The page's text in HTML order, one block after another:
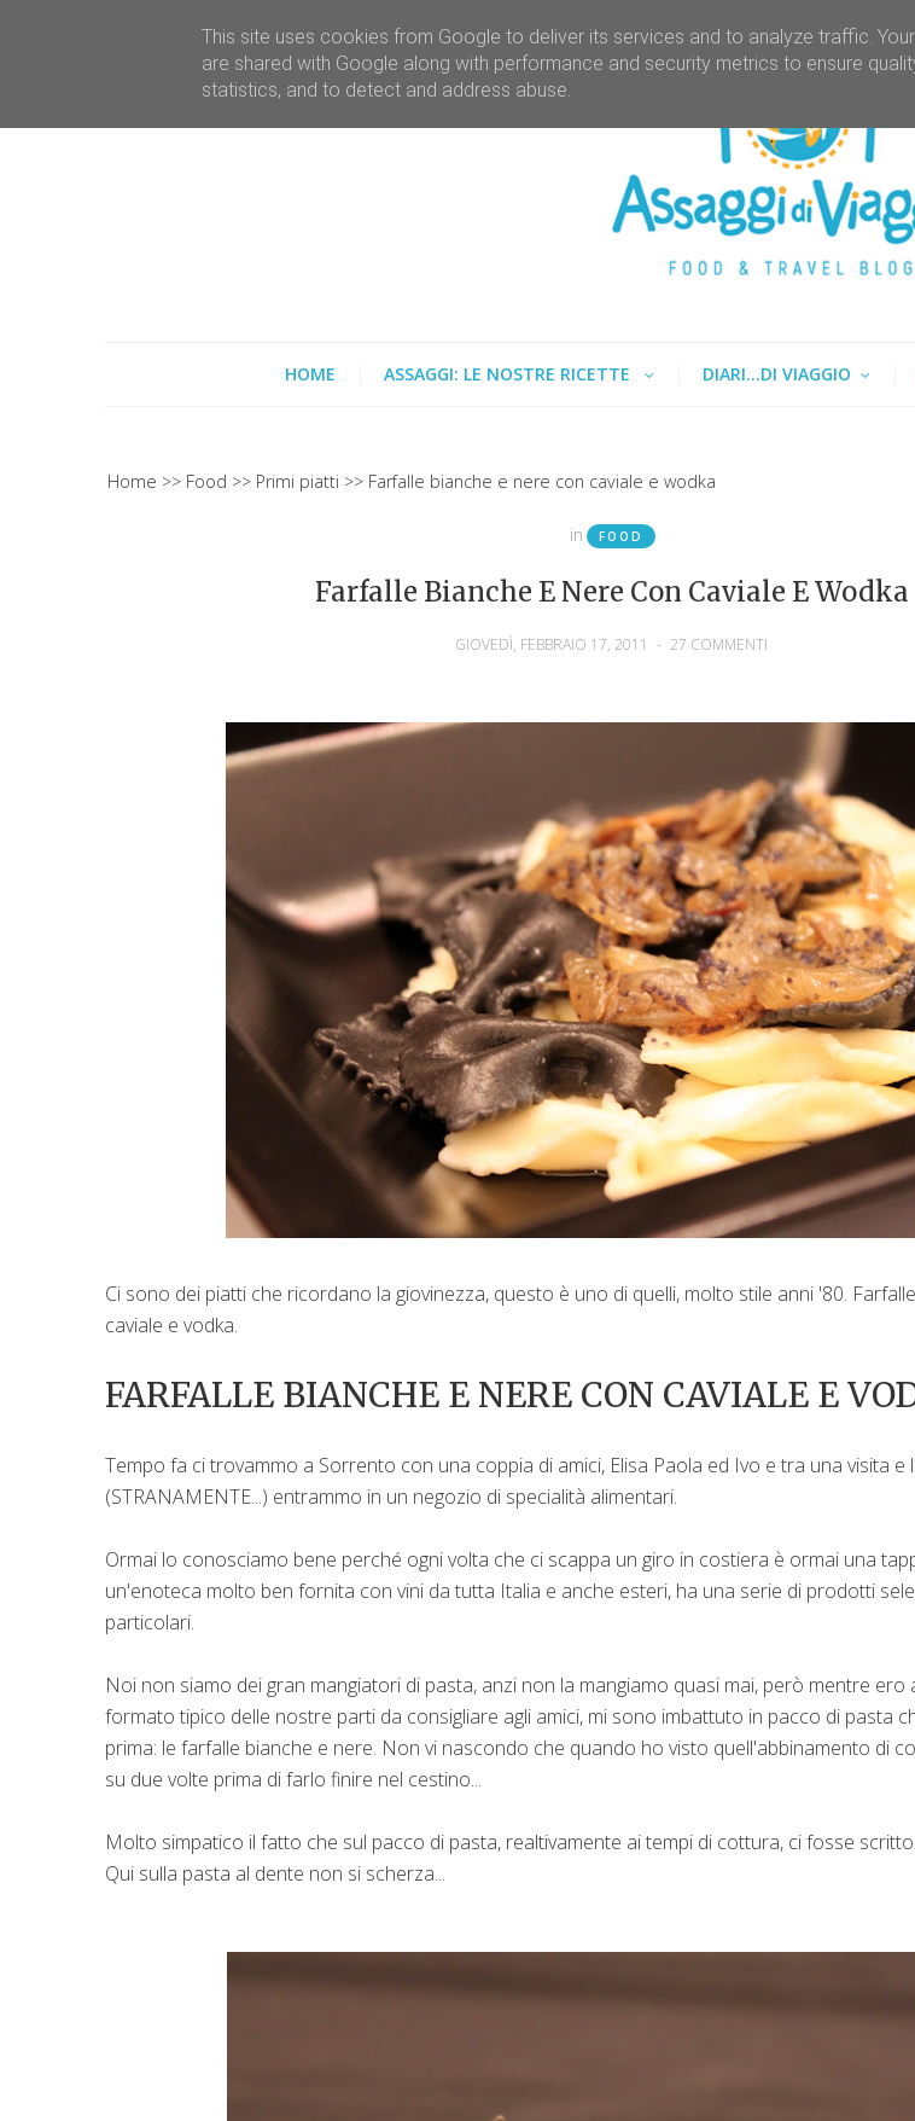
HOME ASSAGGI: LE NOSTRE RICETTE DIARI...DI VIAGGIO
Home Food Primi piatti Farfalle bianche e nere con caviale e wodka
in FOOD
Farfalle Bianche E Nere Con Caviale E Wodka
GIOVEDÌ, FEBBRAIO 17, 2011 - 27 COMMENTI
Ci sono dei piatti che ricordano la giovinezza, questo è uno di quelli, molto stile anni '80.
caviale e vodka.
FARFALLE BIANCHE E NERE CON CAVIALE E
Tempo fa ci trovammo a Sorrento con una coppia di amici, Elisa Paola ed Ivo e tra una visita e
(STRANAMENTE...) entrammo in un negozio di specialità alimentari.
Ormai lo conosciamo bene perché ogni volta che ci scappa un giro in costiera è ormai una
un'enoteca molto ben fornita con vini da tutta Italia e anche esteri, ha una serie di prodotti
particolari.
Noi non siamo dei gran mangiatori di pasta, anzi non la mangiamo quasi mai, però mentre ero
formato tipico delle nostre parti da consigliare agli amici, mi sono imbattuto in pacco di pasta
prima: le farfalle bianche e nere. Non vi nascondo che quando ho visto quell'abbinamento di
su due volte prima di farlo finire nel cestino...
Molto simpatico il fatto che sul pacco di pasta, realtivamente ai tempi di cottura, ci fosse
Qui sulla pasta al dente non si scherza...
This site uses cookies from Google to deliver its services and to analyze traffic.
are shared with Google along with performance and security metrics to ensure
statistics, and to detect and address abuse.